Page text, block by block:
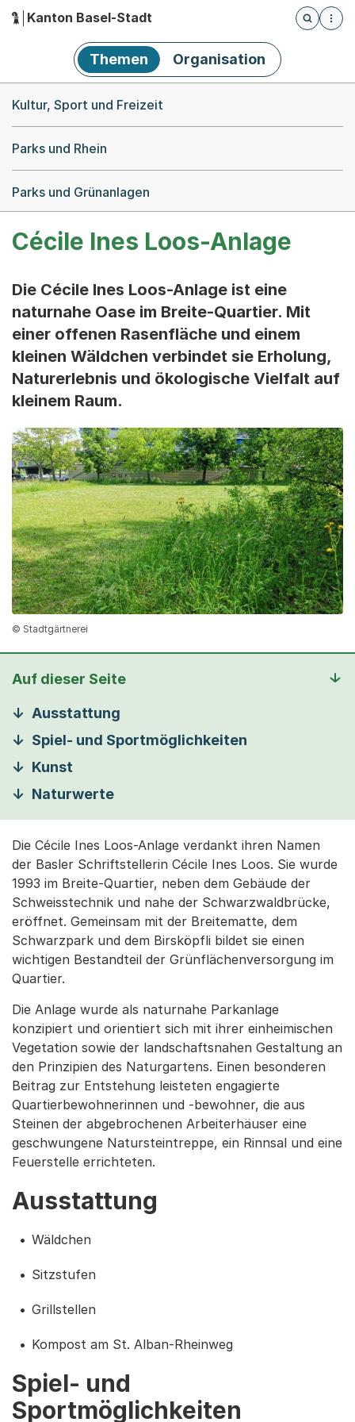
Hauptnavigation
Kanton Basel-Stadt
Öffnet
Themen Organisation
Kultur, Sport und Freizeit
Parks und Rhein
Parks und Grünanlagen
Cécile Ines Loos-Anlage
Die Cécile Ines Loos-Anlage ist eine
naturnahe Oase im Breite-Quartier. Mit
einer offenen Rasenfläche und einem
kleinen Wäldchen verbindet sie Erholung,
Naturerlebnis und ökologische Vielfalt auf
kleinem Raum.
© Stadtgärtnerei
Auf dieser Seite
Ausstattung
Spiel- und Sportmöglichkeiten
Kunst
Naturwerte
Die Cécile Ines Loos-Anlage verdankt ihren Namen
der Basler Schriftstellerin Cécile Ines Loos. Sie wurde
1993 im Breite-Quartier, neben dem Gebäude der
Schweisstechnik und nahe der Schwarzwaldbrücke,
eröffnet. Gemeinsam mit der Breitematte, dem
Schwarzpark und dem Birsköpfli bildet sie einen
wichtigen Bestandteil der Grünflächenversorgung im
Quartier.
Die Anlage wurde als naturnahe Parkanlage
konzipiert und orientiert sich mit ihrer einheimischen
Vegetation sowie der landschaftsnahen Gestaltung an
den Prinzipien des Naturgartens. Einen besonderen
Beitrag zur Entstehung leisteten engagierte
Quartierbewohnerinnen und -bewohner, die aus
Steinen der abgebrochenen Arbeiterhäuser eine
geschwungene Natursteintreppe, ein Rinnsal und eine
Feuerstelle errichteten.
Ausstattung
Wäldchen
Sitzstufen
Grillstellen
Kompost am St. Alban-Rheinweg
Spiel- und
Sportmöglichkeiten